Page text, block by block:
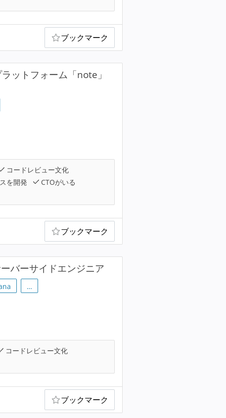
ブックマーク
ットフォーム「note」
コードレビュー文化
を開発
CTOがいる
ブックマーク
バーサイドエンジニア
…
コードレビュー文化
ブックマーク